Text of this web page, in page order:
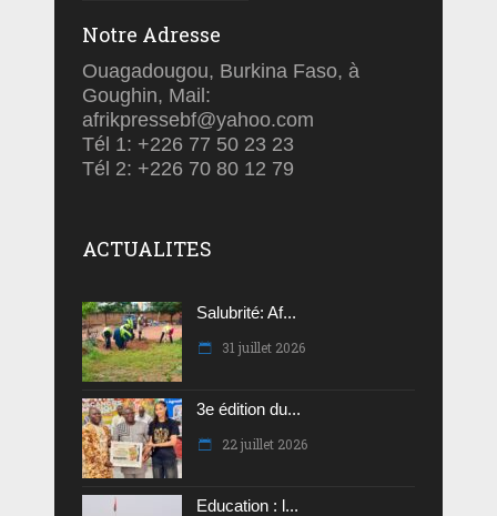
Notre Adresse
Ouagadougou, Burkina Faso, à
Goughin, Mail:
afrikpressebf@yahoo.com
Tél 1: +226 77 50 23 23
Tél 2: +226 70 80 12 79
ACTUALITES
Salubrité: Af...
31 juillet 2026
3e édition du...
22 juillet 2026
Education : l...